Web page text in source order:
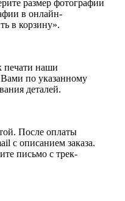
размер фотографии
в онлайн-
в корзину».
печати наши
Вами по указанному
деталей.
После оплаты
с описанием заказа.
письмо с трек-